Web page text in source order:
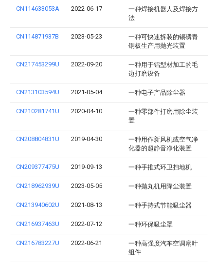
CN114633053A 2022-06-17
一种焊接机器人及焊接方
法
CN114871937B 2023-05-23
一种可快速拆装的锡磷青
铜板生产用抛光装置
CN217453299U 2022-09-20
一种用于铝型材加工的毛
边打磨设备
CN213103594U 2021-05-04 一种电子产品除尘器
CN210281741U 2020-04-10
一种零部件打磨用除尘装
置
CN208804831U 2019-04-30
一种用作新风机或空气净
化器的超静音净化装置
CN209377475U 2019-09-13 一种手推式环卫扫地机
CN218962939U 2023-05-05 一种抛丸机用降尘装置
CN213940602U 2021-08-13 一种手持式节能吸尘器
CN216937463U 2022-07-12 一种环保吸尘罩
CN216783227U 2022-06-21
一种高强度汽车空调扇叶
组件